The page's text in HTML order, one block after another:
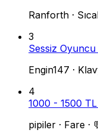
Ranforth ·
3
Sessiz
Engin147 ·
4
1000 - 1500
pipiler · Fare ·